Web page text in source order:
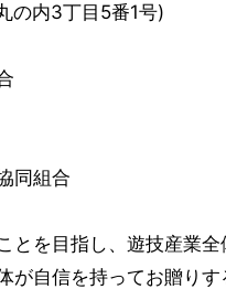
の内3丁目5番1号)
同組合
とを目指し、遊技産業
が自信を持ってお贈りす